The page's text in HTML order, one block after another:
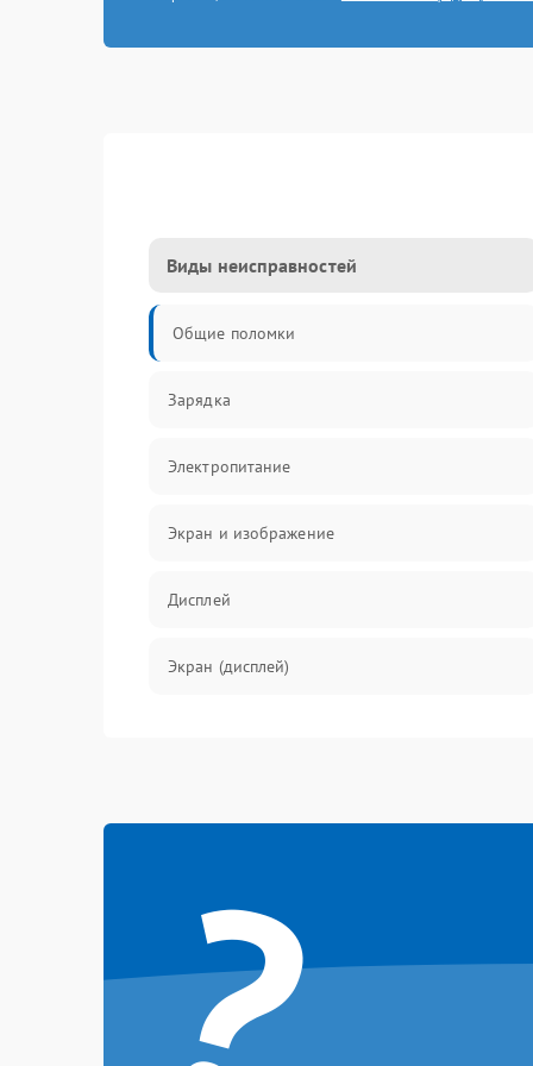
Виды неисправностей
Общие поломки
Зарядка
Электропитание
Экран и изображение
Дисплей
Экран (дисплей)
Влага и механические повреждения
Сеть и интернет